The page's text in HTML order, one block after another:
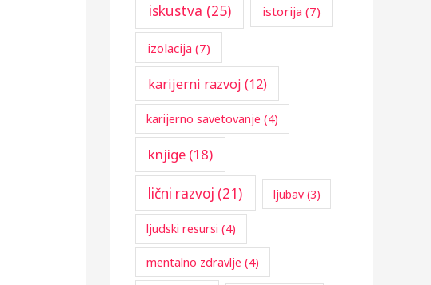
iskustva (25) istorija (7)
izolacija (7)
karijerni razvoj (12)
karijerno savetovanje (4)
knjige (18)
lični razvoj (21) ljubav(3)
ljudski resursi (4)
mentalno zdravlje (4)